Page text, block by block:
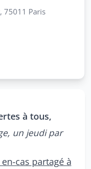
à tous,
un jeudi par
cas partagé à
75011 Paris